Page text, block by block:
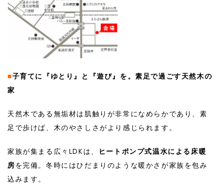
■子育てに『ゆとり』と『遊び』を。素足で過ごす天然木の
家
天然木である無垢材は肌触りが非常になめらかであり、素
足で歩けば、木のやさしさがより感じられます。
家族が集まる広々LDKは、
ヒートポンプ式温水による床暖
房を完備。冬時にはひだまりのような暖かさが家族を包み
込みます。